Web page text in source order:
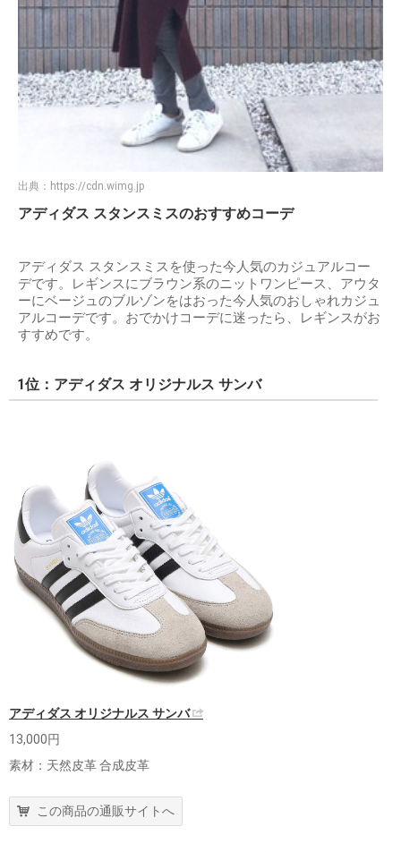
出典： https://cdn.wimg.jp
アディダス スタンスミスのおすすめコーデ
アディダス スタンスミスを使った今人気のカジュアルコー
デです。レギンスにブラウン系のニットワンピース、アウタ
ーにベージュのブルゾンをはおった今人気のおしゃれカジュ
アルコーデです。おでかけコーデに迷ったら、レギンスがお
すすめです。
1位：アディダス オリジナルス サンバ
アディダス オリジナルス サンバ
13,000円
素材：天然皮革 合成皮革
この商品の通販サイトへ